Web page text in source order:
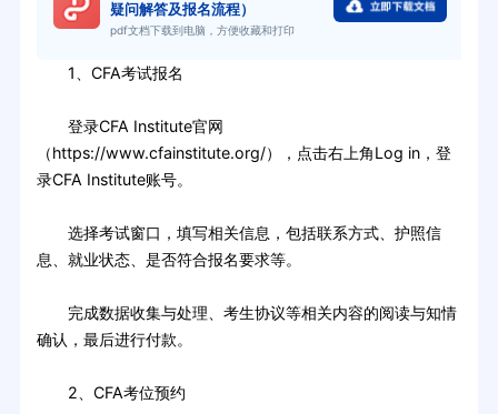
疑问解答及报名流程）
pdf文档下载到电脑，方便收藏和打印
1、CFA考试报名
登录CFA Institute官网
（https://www.cfainstitute.org/），点击右上角Log in，登
录CFA Institute账号。
选择考试窗口，填写相关信息，包括联系方式、护照信
息、就业状态、是否符合报名要求等。
完成数据收集与处理、考生协议等相关内容的阅读与知情
确认，最后进行付款。
2、CFA考位预约